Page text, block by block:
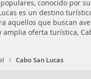
conocido por
es un destino
aquellos que buscan
amplia oferta turística,
Cabo San Lucas